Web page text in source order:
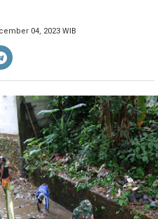
04, 2023 WIB